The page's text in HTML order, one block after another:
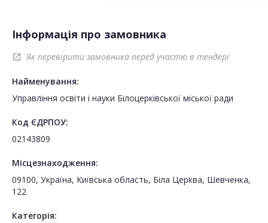
Інформація про замовника
open_in_new Як перевірити замовника перед участю в тендері
Найменування:
Управління освіти і науки Білоцерківської міської ради
Код ЄДРПОУ:
02143809
Місцезнаходження:
09100, Україна, Київська область, Біла Церква, Шевченка,
122
Категорія: